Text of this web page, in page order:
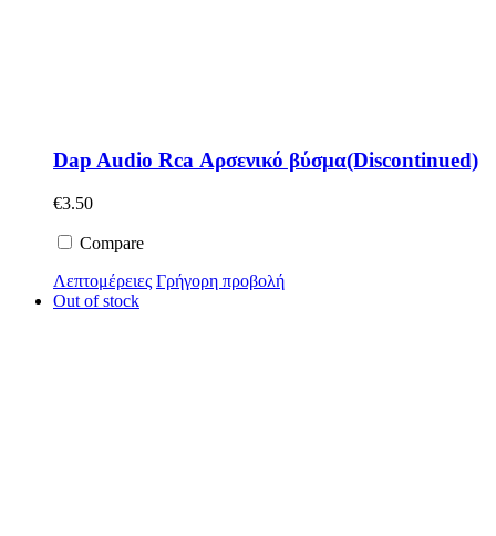
Dap Audio Rca Αρσενικό βύσμα(Discontinued)
€3.50
Compare
Λεπτομέρειες Γρήγορη προβολή
Out of stock